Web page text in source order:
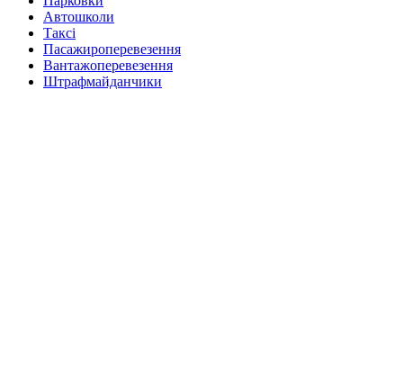
Автошколи
Таксі
Пасажироперевезення
Вантажоперевезення
Штрафмайданчики